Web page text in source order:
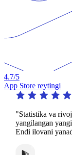
4.7/5
App Store reytingi
"Statistika va
yangilangan
Endi ilovani